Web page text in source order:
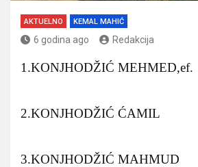
AKTUELNO KEMAL MAHIĆ
6 godina ago Redakcija
1.KONJHODŽIĆ MEHMED,ef.
2.KONJHODŽIĆ ĆAMIL
3.KONJHODŽIĆ MAHMUD